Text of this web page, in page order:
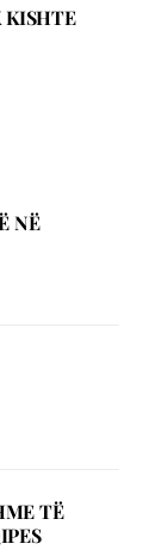
KISHTE
NЁ
TË